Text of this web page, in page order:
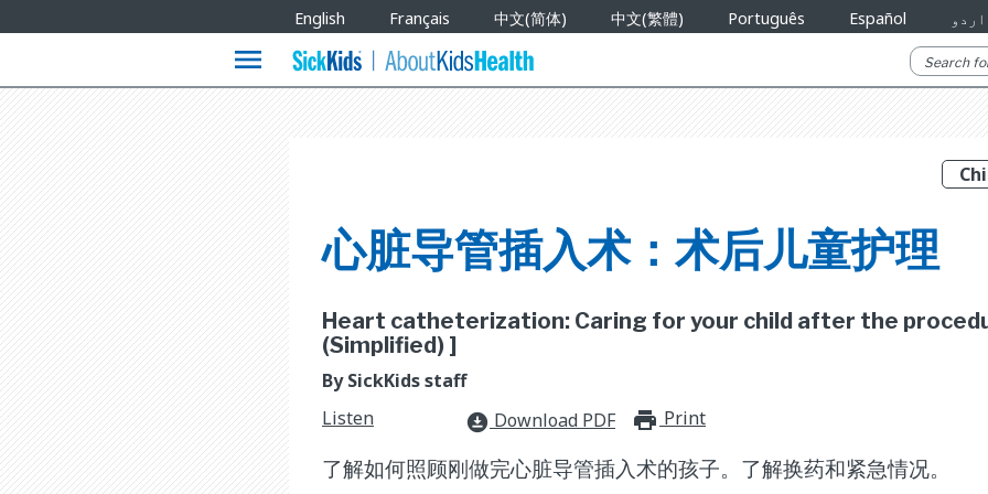
Languages
English Français 中文(简体) 中文(繁體) Português Español اردو
menu
心脏导管插入术：术后儿童护理
Heart catheterization: Caring for your child after the
(Simplified) ]
By SickKids staff
Listen
download_for_offline Download PDF print_for_offline
Print
了解如何照顾刚做完心脏导管插入术的孩子。了解换药和紧急情况。